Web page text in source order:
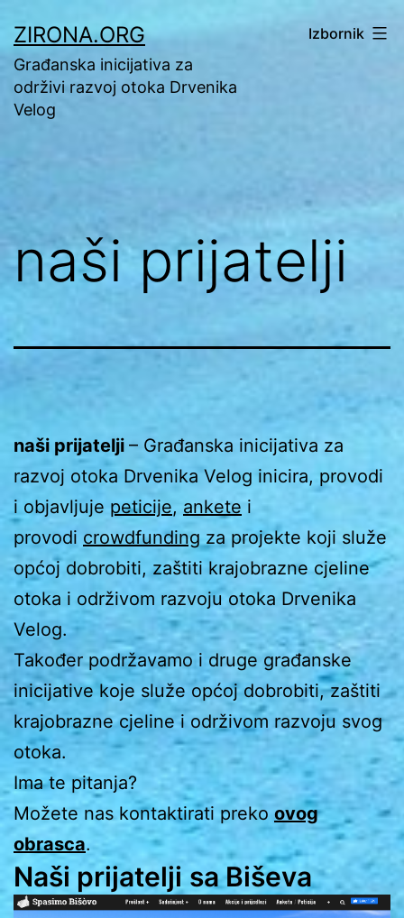
na
sadržaj
ZIRONA.ORG
Građanska inicijativa za
održivi razvoj otoka Drvenika
Velog
Izbornik
naši prijatelji
naši prijatelji – Građanska inicijativa za
razvoj otoka Drvenika Velog inicira, provodi
i objavljuje peticije, ankete i
provodi crowdfunding za projekte koji služe
općoj dobrobiti, zaštiti krajobrazne cjeline
otoka i održivom razvoju otoka Drvenika
Velog.
Također podržavamo i druge građanske
inicijative koje služe općoj dobrobiti, zaštiti
krajobrazne cjeline i održivom razvoju svog
otoka.
Ima te pitanja?
Možete nas kontaktirati preko ovog
obrasca.
Naši prijatelji sa Biševa